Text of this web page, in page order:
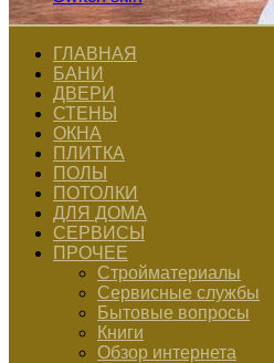
ГЛАВНАЯ
БАНИ
ДВЕРИ
СТЕНЫ
ОКНА
ПЛИТКА
ПОЛЫ
ПОТОЛКИ
ДЛЯ ДОМА
СЕРВИСЫ
ПРОЧЕЕ
Стройматериалы
Сервисные службы
Бытовые вопросы
Книги
Обзор интернета